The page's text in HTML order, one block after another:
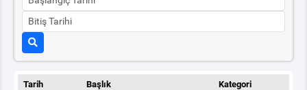
TEMİNAT
BÜLTENLER
Tarih Başlık
Kategori